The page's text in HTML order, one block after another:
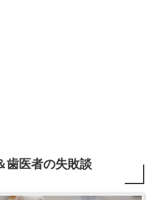
歯医者の失敗談